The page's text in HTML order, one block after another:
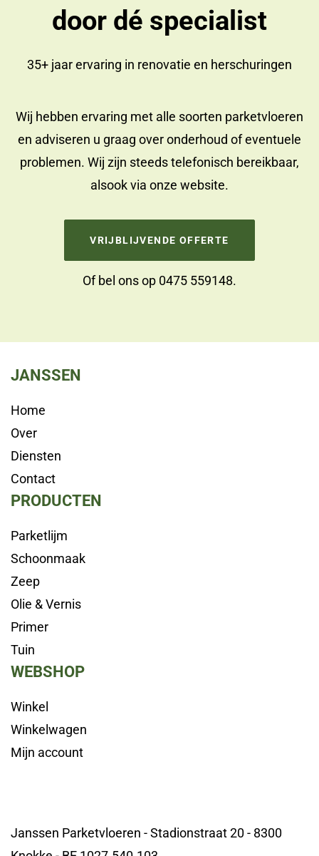
door dé specialist
35+ jaar ervaring in renovatie en herschuringen
Wij hebben ervaring met alle soorten parketvloeren
en adviseren u graag over onderhoud of eventuele
problemen. Wij zijn steeds telefonisch bereikbaar,
alsook via onze website.
VRIJBLIJVENDE OFFERTE
Of bel ons op 0475 559148.
JANSSEN
Home
Over
Diensten
Contact
PRODUCTEN
Parketlijm
Schoonmaak
Zeep
Olie & Vernis
Primer
Tuin
WEBSHOP
Winkel
Winkelwagen
Mijn account
Janssen Parketvloeren - Stadionstraat 20 - 8300